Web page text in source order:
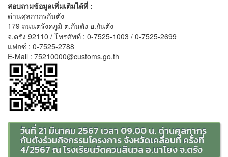
สอบถามข้อมูลเพิ่มเติมได้ที่ :
ด่านศุลกากรกันตัง
179 ถนนตรังคภูมิ ต.กันตัง อ.กันตัง
จ.ตรัง 92110 / โทรศัพท์ : 0-7525-1003 / 0-7525-2699
แฟกซ์ : 0-7525-2788
E-Mail : 75210000@customs.go.th
วันที่ 21 มีนาคม 2567 เวลา 09.00 น. ด่านศุลกากร
กันตังร่วมกิจกรรมโครงการ จังหวัดเคลื่อนที่ ครั้งที่
4/2567 ณ โรงเรียนวัดควนสีนวล อ.นาโยง จ.ตรัง